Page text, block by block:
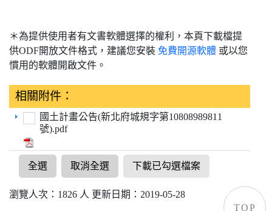
＊為提供使用者有文書軟體選擇的權利，本頁下載檔提
供ODF開放文件格式，建議您安裝 免費開源軟體 或以您
慣用的軟體開啟文件。
相關附件：
國土計畫公告(新北府城規字第10808989811
號).pdf
全選 取消全選 下載已勾選檔案
瀏覽人次：1826 人 更新日期：2019-05-28
TOP